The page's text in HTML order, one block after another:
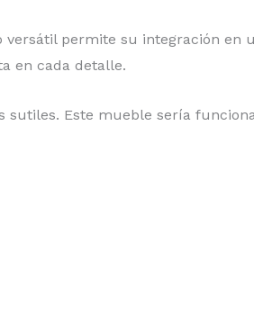
permite su integración en
en cada detalle.
sutiles. Este mueble sería